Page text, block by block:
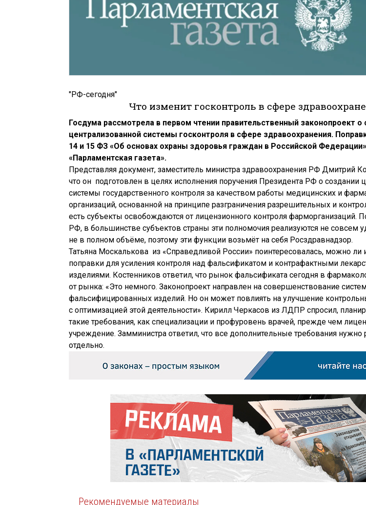
"РФ-сегодня"
Что изменит госконтроль в сфере
Госдума рассмотрела в первом чтении правительственный законопроект о
централизованной системы госконтроля в сфере здравоохранения.
14 и 15 ФЗ «Об основах охраны здоровья граждан в Российской
«Парламентская газета».
Представляя документ, заместитель министра здравоохранения РФ Дмитрий
что он подготовлен в целях исполнения поручения Президента РФ о создании
системы государственного контроля за качеством работы медицинских и
организаций, основанной на принципе разграничения разрешительных и
есть субъекты освобождаются от лицензионного контроля фарморганизаций.
РФ, в большинстве субъектов страны эти полномочия реализуются не совсем
не в полном объёме, поэтому эти функции возьмёт на себя Росздравнадзор.
Татьяна Москалькова из «Справедливой России» поинтересовалась, можно ли
поправки для усиления контроля над фальсификатом и контрафактными
изделиями. Костенников ответил, что рынок фальсификата сегодня в
от рынка: «Это немного. Законопроект направлен на совершенствование
фальсифицированных изделий. Но он может повлиять на улучшение
с оптимизацией этой деятельности». Кирилл Черкасов из ЛДПР спросил,
такие требования, как специализации и профуровень врачей, прежде чем
учреждение. Замминистра ответил, что все дополнительные требования нужно
отдельно.
Рекомендуемые материалы